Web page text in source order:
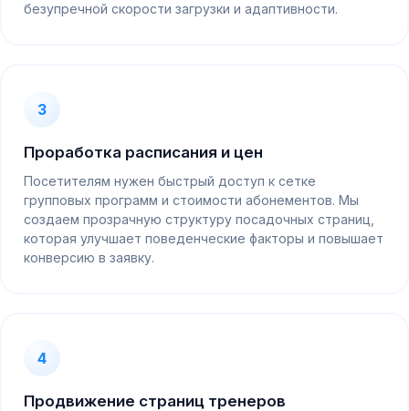
безупречной скорости загрузки и адаптивности.
3
Проработка расписания и цен
Посетителям нужен быстрый доступ к сетке
групповых программ и стоимости абонементов. Мы
создаем прозрачную структуру посадочных страниц,
которая улучшает поведенческие факторы и повышает
конверсию в заявку.
4
Продвижение страниц тренеров